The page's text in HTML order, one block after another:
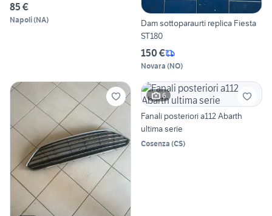
85 €
Napoli(NA)
Dam sottoparaurti replica Fiesta
ST180
150 €
Novara (NO)
6
Fanali posteriori a112 Abarth
ultima serie
Cosenza (CS)